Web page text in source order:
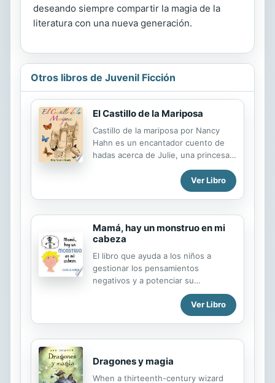
deseando siempre compartir la magia de la
literatura con una nueva generación.
Otros libros de Juvenil Ficción
El Castillo de la Mariposa
Castillo de la mariposa por Nancy
Hahn es un encantador cuento de
hadas acerca de Julie, una princesa
y los amigos ayudan a Julie
encuentra su camino a casa al Reino
padres agradecidos de Julie, Morpho
azul de rey y reina alas de Alejandría,
y ser sus invitados especiales a la
bola de la mariposa.
Ver Libro
Mamá, hay un monstruo en mi
cabeza
El libro que ayuda a los niños a
gestionar los pensamientos
negativos y a potenciar su
autoestima. Gabriel, de ocho años,
inventó este cuento para ayudar a
otros niños a superar sus
no sale del todo bien. Con este
hermano Adrián, de cinco años, creó
la mayoría de las ilustraciones que
Ver Libro
Dragones y magia
When a thirteenth-century wizard